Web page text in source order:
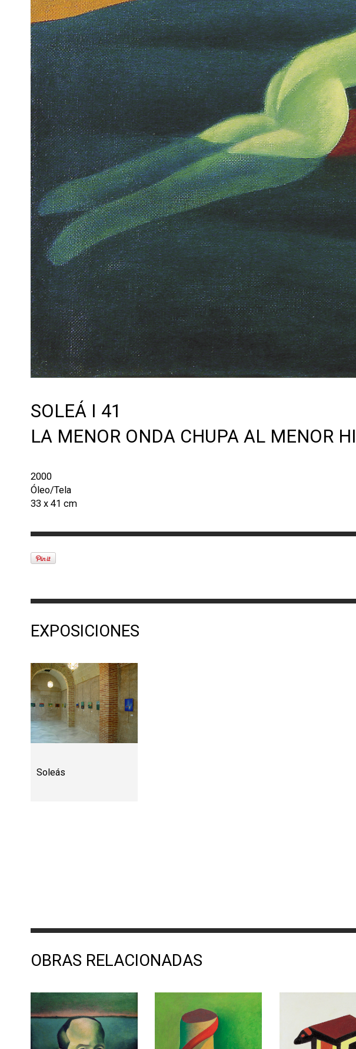
SOLEÁ I 41
LA MENOR ONDA CHUPA AL MENOR
2000
Óleo/Tela
33 x 41 cm
EXPOSICIONES
Soleás
OBRAS RELACIONADAS